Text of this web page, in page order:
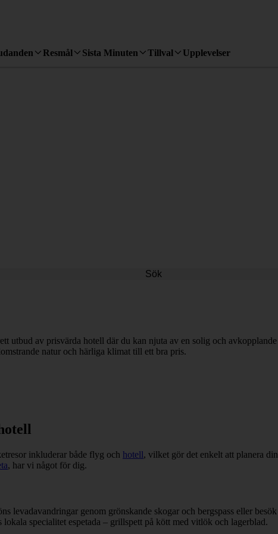
Resmål Sista Minuten Tillval Upplevelser
Sök
utbud av prisvärda hotell där du kan njuta av en solig och
natur och härliga klimat till ett bra pris.
inkluderar både flyg och hotell, vilket gör det enkelt att planera
, har vi något för dig.
levadavandringar genom grönskande skogar och bergspass eller
specialitet espetada – grillspett på kött med vitlök och lagerblad.